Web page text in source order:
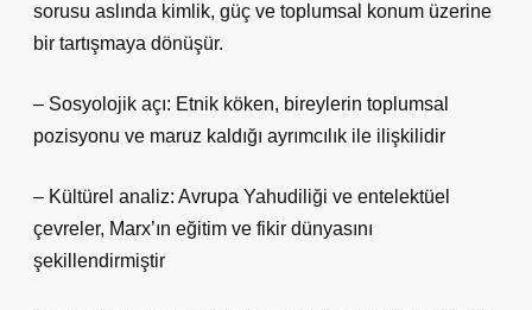
sorusu aslında kimlik, güç ve toplumsal konum üzerine
bir tartışmaya dönüşür.
– Sosyolojik açı: Etnik köken, bireylerin toplumsal
pozisyonu ve maruz kaldığı ayrımcılık ile ilişkilidir
– Kültürel analiz: Avrupa Yahudiliği ve entelektüel
çevreler, Marx’ın eğitim ve fikir dünyasını
şekillendirmiştir